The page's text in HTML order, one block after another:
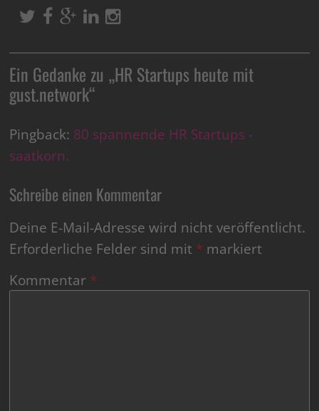
Ein Gedanke zu „HR Startups heute mit
gust.network“
Pingback: 80 spannende HR Startups -
saatkorn.
Schreibe einen Kommentar
Deine E-Mail-Adresse wird nicht veröffentlicht.
Erforderliche Felder sind mit * markiert
Kommentar *